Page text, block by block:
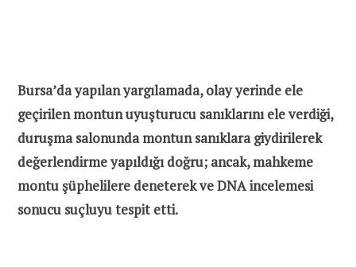
Bursa’da yapılan yargılamada, olay yerinde ele
geçirilen montun uyuşturucu sanıklarını ele verdiği,
duruşma salonunda montun sanıklara giydirilerek
değerlendirme yapıldığı doğru; ancak, mahkeme
montu şüphelilere deneterek ve DNA incelemesi
sonucu suçluyu tespit etti.